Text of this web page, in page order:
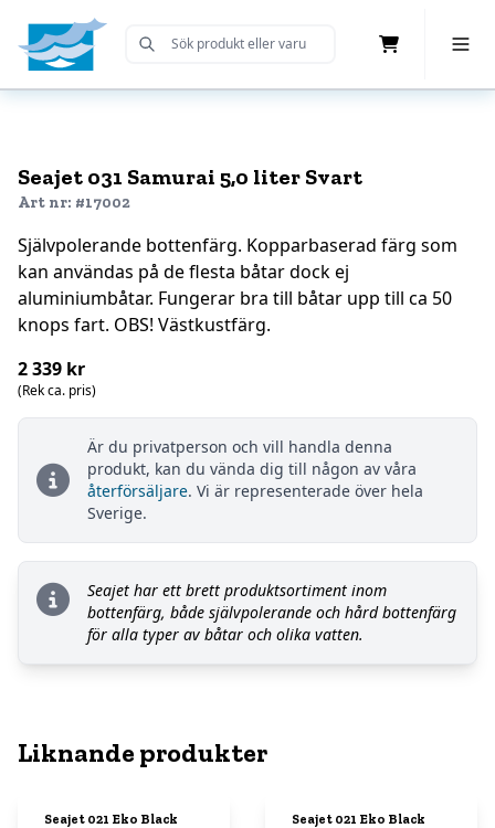
Home Submit Search
Seajet 031 Samurai 5,0 liter Svart
Art nr: #17002
Självpolerande bottenfärg. Kopparbaserad färg som
kan användas på de flesta båtar dock ej
aluminiumbåtar. Fungerar bra till båtar upp till ca 50
knops fart. OBS! Västkustfärg.
2 339 kr
(Rek ca. pris)
Är du privatperson och vill handla denna
produkt, kan du vända dig till någon av våra
återförsäljare. Vi är representerade över hela
Sverige.
Seajet har ett brett produktsortiment inom
bottenfärg, både självpolerande och hård bottenfärg
för alla typer av båtar och olika vatten.
Liknande produkter
Seajet 021 Eko Black
Seajet 021 Eko Black